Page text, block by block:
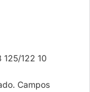
125/122 10
Campos